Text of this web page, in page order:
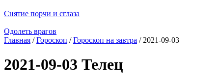
Снятие порчи и сглаза
Одолеть врагов
Главная /Гороскоп /Гороскоп на завтра / 2021-09-03
2021-09-03 Телец